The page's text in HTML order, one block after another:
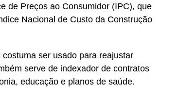
de Preços ao Consumidor (IPC), que
Nacional de Custo da Construção
ser usado para reajustar
serve de indexador de contratos
educação e planos de saúde.